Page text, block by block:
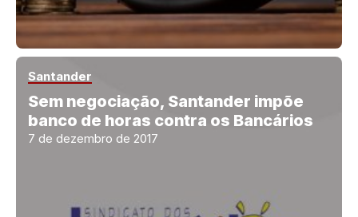
Santander
Sem negociação, Santander impõe
banco de horas contra os Bancários
7 de dezembro de 2017